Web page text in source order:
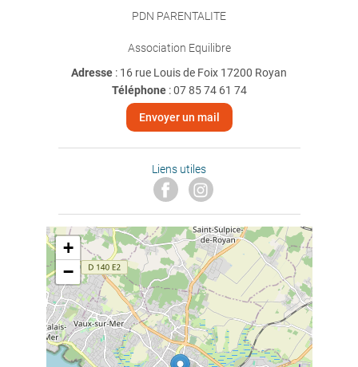
PDN PARENTALITE
Association Equilibre
Adresse : 16 rue Louis de Foix 17200 Royan
Téléphone:07 85 74 61 74
Envoyer un mail
Liens utiles
+
−